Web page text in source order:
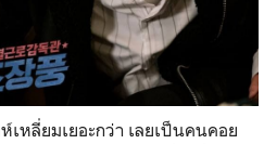
หลี่ยมเยอะกว่า เลยเป็นคนคอย